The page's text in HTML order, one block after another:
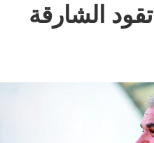
الشارقة